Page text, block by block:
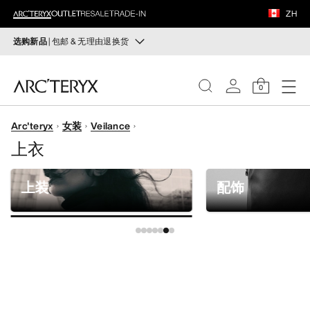
ZH
选购新品| 包邮 & 无理由退换货
运动员的需求，设计师的动力——在优化现有畅销产品的
同时，启发全新的解决方案。新款装备定期上架。
选购女士
无理由退换货
改变主意了？ 30天内购买的符合条件的商品可退换货。
开始免费退货
0
女士
男士
鞋履
装备
VEILANCE
发现
Arc'teryx 女装 Veilance
上衣
上装 配饰